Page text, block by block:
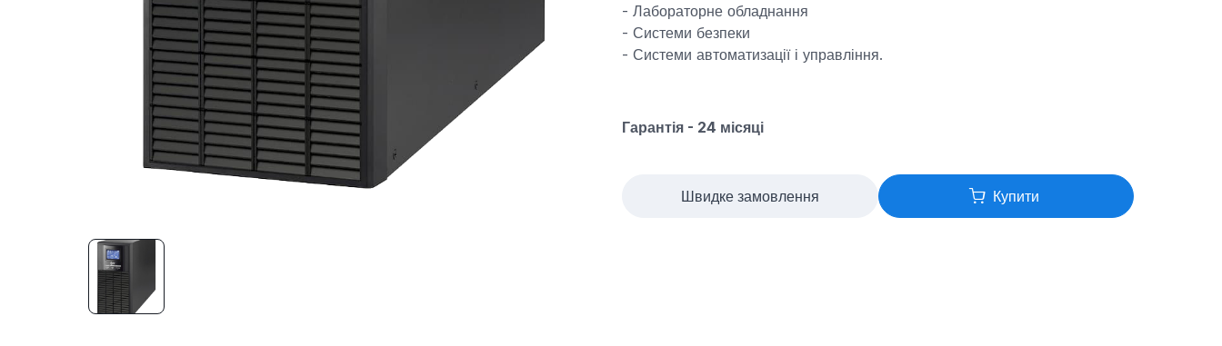
- Лабораторне обладнання
- Системи безпеки
- Системи автоматизації і управління.
Гарантія - 24 місяці
Швидке замовлення Купити